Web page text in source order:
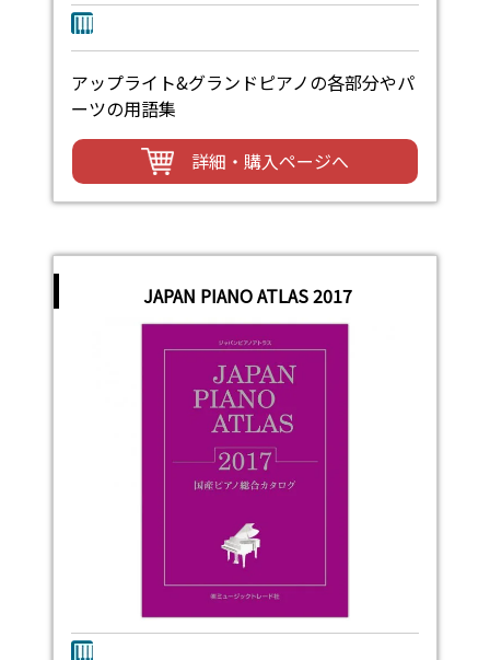
アップライト&グランドピアノの各部分やパ
ーツの用語集
詳細・購入ページへ
JAPAN PIANO ATLAS 2017